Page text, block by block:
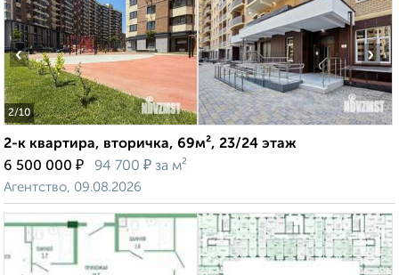
2/10
‹ ›
2-к квартира, вторичка, 69м², 23/24 этаж
6 500 000 ₽ 94 700 ₽ за м²
Агентство, 09.08.2026